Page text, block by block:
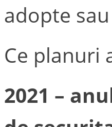
adopte
Ce planuri
2021 –